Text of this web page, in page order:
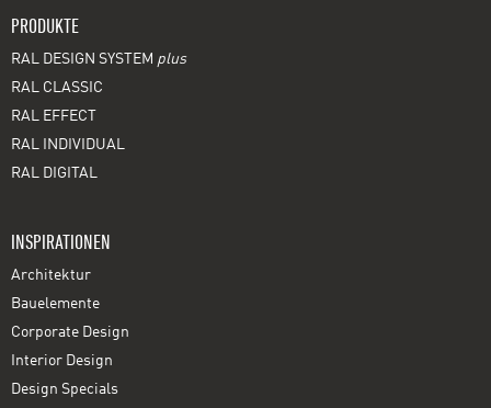
PRODUKTE
RAL DESIGN SYSTEM plus
RAL CLASSIC
RAL EFFECT
RAL INDIVIDUAL
RAL DIGITAL
INSPIRATIONEN
Architektur
Bauelemente
Corporate Design
Interior Design
Design Specials